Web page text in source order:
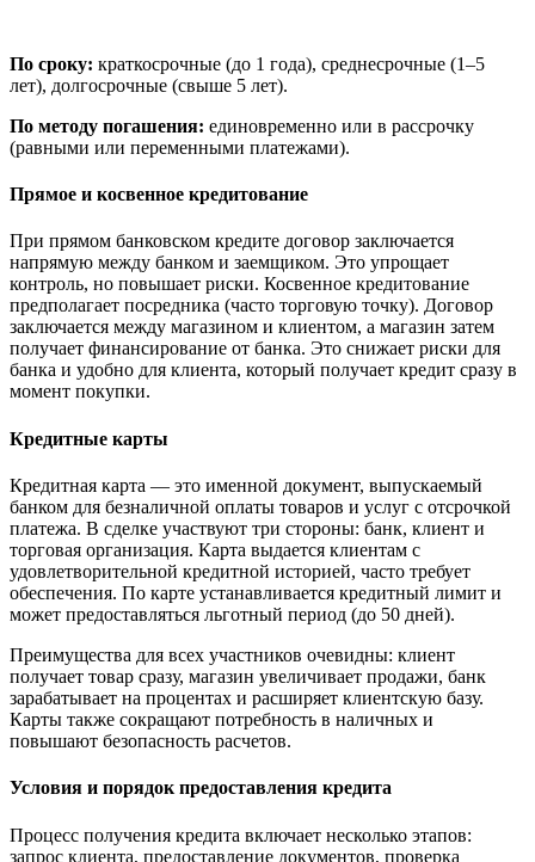
По сроку: краткосрочные (до 1 года), среднесрочные (1–5
лет), долгосрочные (свыше 5 лет).
По методу погашения: единовременно или в рассрочку
(равными или переменными платежами).
Прямое и косвенное кредитование
При прямом банковском кредите договор заключается
напрямую между банком и заемщиком. Это упрощает
контроль, но повышает риски. Косвенное кредитование
предполагает посредника (часто торговую точку). Договор
заключается между магазином и клиентом, а магазин затем
получает финансирование от банка. Это снижает риски для
банка и удобно для клиента, который получает кредит сразу в
момент покупки.
Кредитные карты
Кредитная карта — это именной документ, выпускаемый
банком для безналичной оплаты товаров и услуг с отсрочкой
платежа. В сделке участвуют три стороны: банк, клиент и
торговая организация. Карта выдается клиентам с
удовлетворительной кредитной историей, часто требует
обеспечения. По карте устанавливается кредитный лимит и
может предоставляться льготный период (до 50 дней).
Преимущества для всех участников очевидны: клиент
получает товар сразу, магазин увеличивает продажи, банк
зарабатывает на процентах и расширяет клиентскую базу.
Карты также сокращают потребность в наличных и
повышают безопасность расчетов.
Условия и порядок предоставления кредита
Процесс получения кредита включает несколько этапов:
запрос клиента, предоставление документов, проверка